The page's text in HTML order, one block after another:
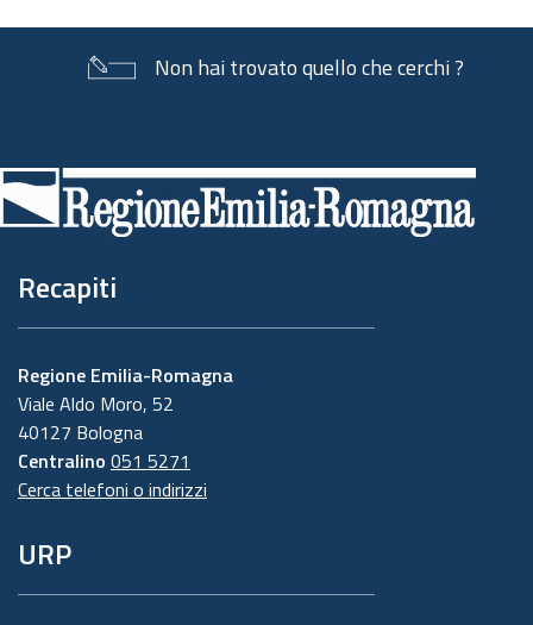
Non hai trovato quello che cerchi ?
di
pagina
Recapiti
Regione Emilia-Romagna
Viale Aldo Moro, 52
40127 Bologna
Centralino 051 5271
Cerca telefoni o indirizzi
URP